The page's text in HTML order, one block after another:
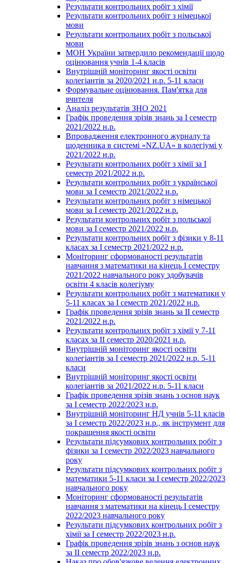
Результати контрольних робіт з хімії
Результати контрольних робіт з німецької
мови
Результати контрольних робіт з польської
мови
МОН України затвердило рекомендації щодо
оцінювання учнів 1-4 класів
Внутрішній моніторинг якості освіти
колегіантів за 2020/2021 н.р. 5-11 класи
Формувальне оцінювання. Пам'ятка для
вчителя
Аналіз результатів ЗНО 2021
Графік проведення зрізів знань за І семестр
2021/2022 н.р.
Впровадження електронного журналу та
щоденника в системі «NZ.UA» в колегіумі у
2021/2022 н.р.
Результати контрольних робіт з хімії за І
семестр 2021/2022 н.р.
Результати контрольних робіт з української
мови за І семестр 2021/2022 н.р.
Результати контрольних робіт з німецької
мови за І семестр 2021/2022 н.р.
Результати контрольних робіт з польської
мови за І семестр 2021/2022 н.р.
Результати контрольних робіт з фізики у 8-11
класах за І семестр 2021/2022 н.р.
Моніторинг сформованості результатів
навчання з математики на кінець І семестру
2021/2022 навчального року здобувачів
освіти 4 класів колегіуму
Результати контрольних робіт з математики у
5-11 класах за І семестр 2021/2022 н.р.
Графік проведення зрізів знань за ІІ семестр
2021/2022 н.р.
Результати контрольних робіт з хімії у 7-11
класах за ІІ семестр 2020/2021 н.р.
Внутрішній моніторинг якості освіти
колегіантів за І семестр 2021/2022 н.р. 5-11
класи
Внутрішній моніторинг якості освіти
колегіантів за 2021/2022 н.р. 5-11 класи
Графік проведення зрізів знань з основ наук
за І семестр 2022/2023 н.р.
Внутрішній моніторинг НД учнів 5-11 класів
за І семестр 2022/2023 н.р., як інструмент для
покращення якості освіти
Результати підсумкових контрольних робіт з
фізики за І семестр 2022/2023 навчального
року
Результати підсумкових контрольних робіт з
математики 5-11 класи за І семестр 2022/2023
навчального року
Моніторинг сформованості результатів
навчання з математики на кінець І семестру
2022/2023 навчального року
Результати підсумкових контрольних робіт з
хімії за І семестр 2022/2023 н.р.
Графік проведення зрізів знань з основ наук
за ІІ семестр 2022/2023 н.р.